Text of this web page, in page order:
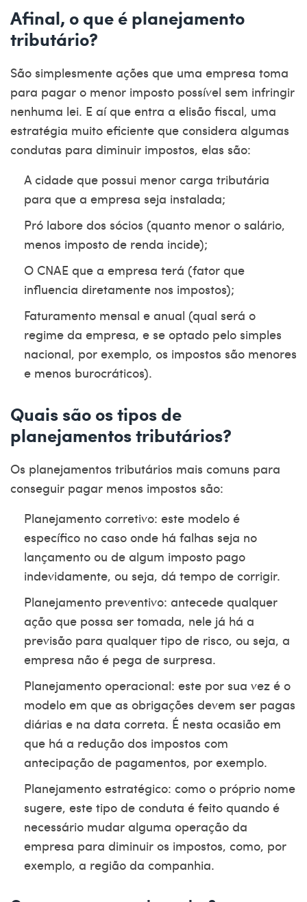
Afinal, o que é planejamento
tributário?
São simplesmente ações que uma empresa toma
para pagar o menor imposto possível sem infringir
nenhuma lei. E aí que entra a elisão fiscal, uma
estratégia muito eficiente que considera algumas
condutas para diminuir impostos, elas são:
A cidade que possui menor carga tributária
para que a empresa seja instalada;
Pró labore dos sócios (quanto menor o salário,
menos imposto de renda incide);
O CNAE que a empresa terá (fator que
influencia diretamente nos impostos);
Faturamento mensal e anual (qual será o
regime da empresa, e se optado pelo simples
nacional, por exemplo, os impostos são menores
e menos burocráticos).
Quais são os tipos de
planejamentos tributários?
Os planejamentos tributários mais comuns para
conseguir pagar menos impostos são:
Planejamento corretivo: este modelo é
específico no caso onde há falhas seja no
lançamento ou de algum imposto pago
indevidamente, ou seja, dá tempo de corrigir.
Planejamento preventivo: antecede qualquer
ação que possa ser tomada, nele já há a
previsão para qualquer tipo de risco, ou seja, a
empresa não é pega de surpresa.
Planejamento operacional: este por sua vez é o
modelo em que as obrigações devem ser pagas
diárias e na data correta. É nesta ocasião em
que há a redução dos impostos com
antecipação de pagamentos, por exemplo.
Planejamento estratégico: como o próprio nome
sugere, este tipo de conduta é feito quando é
necessário mudar alguma operação da
empresa para diminuir os impostos, como, por
exemplo, a região da companhia.